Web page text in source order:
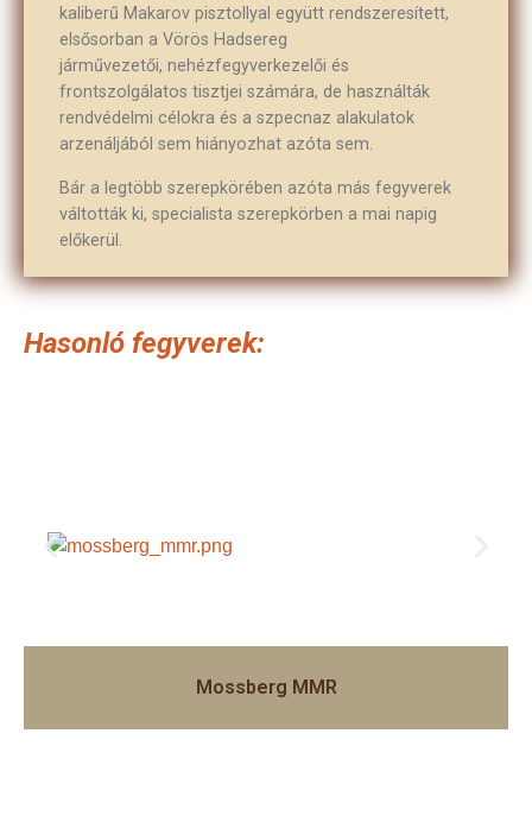
kaliberű Makarov pisztollyal együtt rendszeresített,
elsősorban a Vörös Hadsereg
járművezetői, nehézfegyverkezelői és
frontszolgálatos tisztjei számára, de használták
rendvédelmi célokra és a szpecnaz alakulatok
arzenáljából sem hiányozhat azóta sem.
Bár a legtöbb szerepkörében azóta más fegyverek
váltották ki, specialista szerepkörben a mai napig
előkerül.
Hasonló fegyverek:
Mossberg MMR